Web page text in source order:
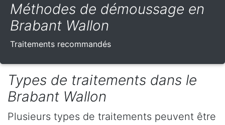
Méthodes de démoussage en
Brabant Wallon
Traitements recommandés
Types de traitements dans le
Brabant Wallon
Plusieurs types de traitements peuvent être